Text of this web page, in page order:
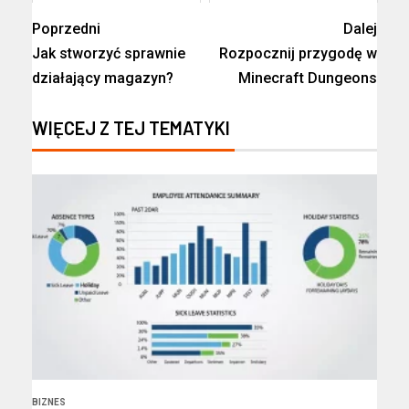
Poprzedni
Jak stworzyć sprawnie
działający magazyn?
Dalej
Rozpocznij przygodę w
Minecraft Dungeons
WIĘCEJ Z TEJ TEMATYKI
BIZNES